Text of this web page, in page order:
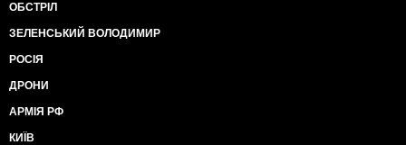
ОБСТРІЛ
ЗЕЛЕНСЬКИЙ ВОЛОДИМИР
РОСІЯ
ДРОНИ
АРМІЯ РФ
КИЇВ